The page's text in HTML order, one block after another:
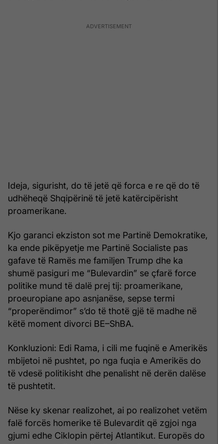
Ideja, sigurisht, do të jetë që forca e re që do të
udhëheqë Shqipërinë të jetë katërcipërisht
proamerikane.
Kjo garanci ekziston sot me Partinë Demokratike,
ka ende pikëpyetje me Partinë Socialiste pas
gafave të Ramës me familjen Trump dhe ka
shumë pasiguri me “Bulevardin” se çfarë force
politike mund të dalë prej tij: proamerikane,
proeuropiane apo asnjanëse, sepse termi
“properëndimor” s’do të thotë gjë të madhe në
këtë moment divorci BE–ShBA.
Konkluzioni: Edi Rama, i cili me fuqinë e Amerikës
mbijetoi në pushtet, po nga fuqia e Amerikës do
të vdesë politikisht dhe penalisht në derën dalëse
të pushtetit.
Nëse ky skenar realizohet, ai po realizohet vetëm
falë forcës homerike të Bulevardit që zgjoi nga
gjumi edhe Ciklopin përtej Atlantikut. Europës do